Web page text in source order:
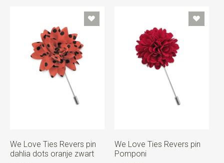
We Love Ties Revers pin
dahlia dots oranje zwart
We Love Ties Revers pin
Pomponi